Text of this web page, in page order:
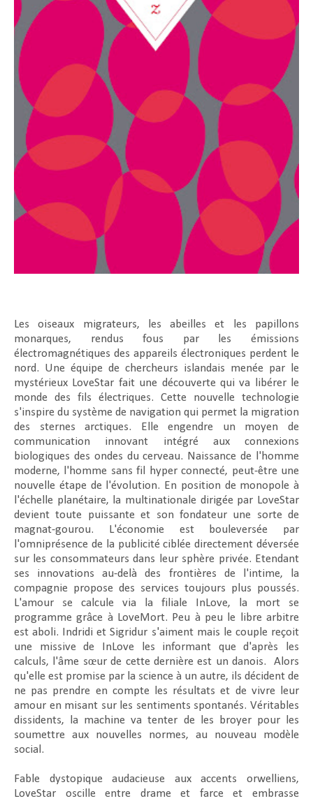
Les oiseaux migrateurs, les abeilles et les papillons
monarques, rendus fous par les émissions
électromagnétiques des appareils électroniques perdent le
nord. Une équipe de chercheurs islandais menée par le
mystérieux LoveStar fait une découverte qui va libérer le
monde des fils électriques. Cette nouvelle technologie
s'inspire du système de navigation qui permet la migration
des sternes arctiques. Elle engendre un moyen de
communication innovant intégré aux connexions
biologiques des ondes du cerveau. Naissance de l'homme
moderne, l'homme sans fil hyper connecté, peut-être une
nouvelle étape de l'évolution. En position de monopole à
l'échelle planétaire, la multinationale dirigée par LoveStar
devient toute puissante et son fondateur une sorte de
magnat-gourou. L'économie est bouleversée par
l'omniprésence de la publicité ciblée directement déversée
sur les consommateurs dans leur sphère privée. Etendant
ses innovations au-delà des frontières de l'intime, la
compagnie propose des services toujours plus poussés.
L'amour se calcule via la filiale InLove, la mort se
programme grâce à LoveMort. Peu à peu le libre arbitre
est aboli. Indridi et Sigridur s'aiment mais le couple reçoit
une missive de InLove les informant que d'après les
calculs, l'âme sœur de cette dernière est un danois. Alors
qu'elle est promise par la science à un autre, ils décident de
ne pas prendre en compte les résultats et de vivre leur
amour en misant sur les sentiments spontanés. Véritables
dissidents, la machine va tenter de les broyer pour les
soumettre aux nouvelles normes, au nouveau modèle
social.
Fable dystopique audacieuse aux accents orwelliens,
LoveStar oscille entre drame et farce et embrasse